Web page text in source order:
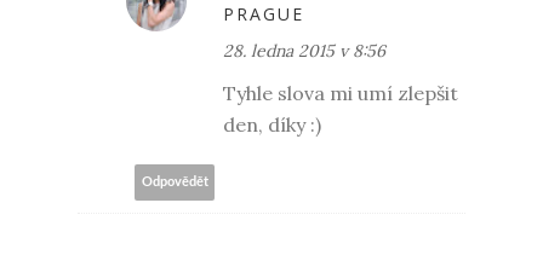
PRAGUE
28. ledna 2015 v 8:56
Tyhle slova mi umí zlepšit
den, díky :)
Odpovědět